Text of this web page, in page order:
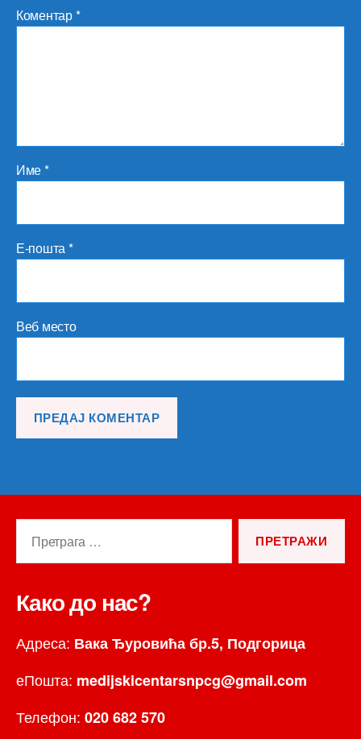
Коментар*
Име*
Е-пошта*
Веб место
Како до нас?
Адреса: Вака Ђуровића бр.5, Подгорица
еПошта: medijskicentarsnpcg@gmail.com
Телефон: 020 682 570